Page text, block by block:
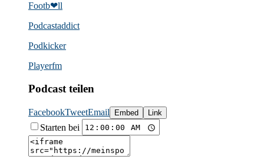
Footb❤ll
Podcast­addict
Podkicker
Playerfm
Podcast teilen
FacebookTweetEmail Embed Link
Starten bei